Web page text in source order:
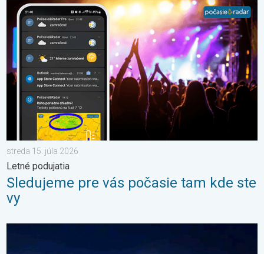
Sledujeme pre vás počasie tam kde ste vy. Letné podujatia. .
streda 15. júla 2026
Letné podujatia
Sledujeme pre vás počasie tam kde ste
vy